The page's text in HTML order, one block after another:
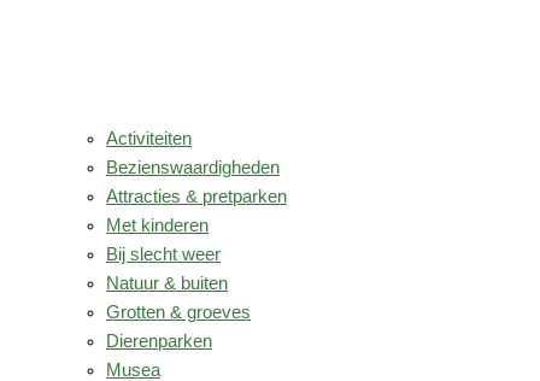
Activiteiten
Bezienswaardigheden
Attracties & pretparken
Met kinderen
Bij slecht weer
Natuur & buiten
Grotten & groeves
Dierenparken
Musea